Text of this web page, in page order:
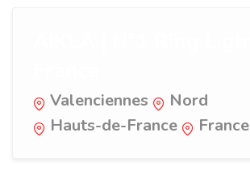
Valenciennes
Nord
Hauts-de-France
France